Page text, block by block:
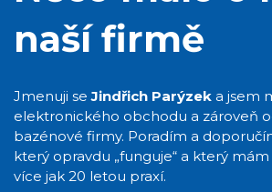
naší firmě
Jmenuji seJindřich Parýzek a jsem
elektronického obchodu a zároveň
bazénové firmy. Poradím a
který opravdu „funguje“ a který
více jak 20 letou praxí.